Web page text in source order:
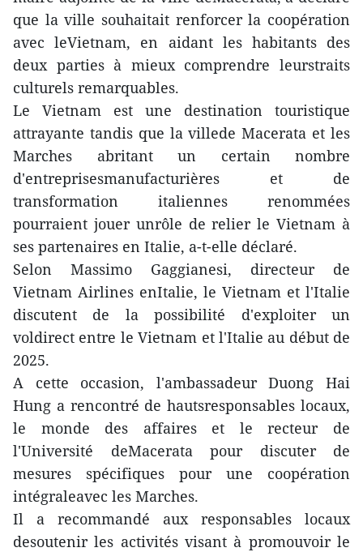
que la ville souhaitait renforcer la coopération
avec leVietnam, en aidant les habitants des
deux parties à mieux comprendre leurstraits
culturels remarquables.
Le Vietnam est une destination touristique
attrayante tandis que la villede Macerata et les
Marches abritant un certain nombre
d'entreprisesmanufacturières et de
transformation italiennes renommées
pourraient jouer unrôle de relier le Vietnam à
ses partenaires en Italie, a-t-elle déclaré.
Selon Massimo Gaggianesi, directeur de
Vietnam Airlines enItalie, le Vietnam et l'Italie
discutent de la possibilité d'exploiter un
voldirect entre le Vietnam et l'Italie au début de
2025.
A cette occasion, l'ambassadeur Duong Hai
Hung a rencontré de hautsresponsables locaux,
le monde des affaires et le recteur de
l'Université deMacerata pour discuter de
mesures spécifiques pour une coopération
intégraleavec les Marches.
Il a recommandé aux responsables locaux
desoutenir les activités visant à promouvoir le